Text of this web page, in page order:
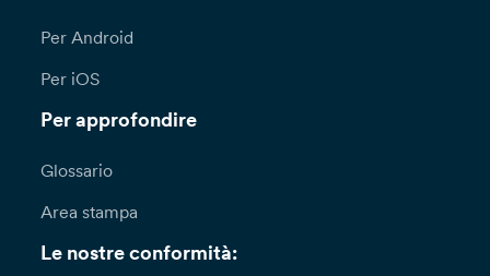
Per Android
Per iOS
Per approfondire
Glossario
Area stampa
Le nostre conformità: